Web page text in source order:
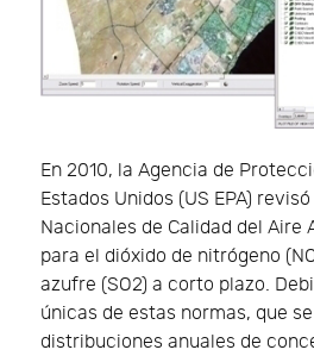
En 2010, la Agencia de
Estados Unidos (US EPA)
Nacionales de Calidad del Aire
para el dióxido de nitrógeno
azufre (SO2) a corto plazo.
únicas de estas normas, que
distribuciones anuales de